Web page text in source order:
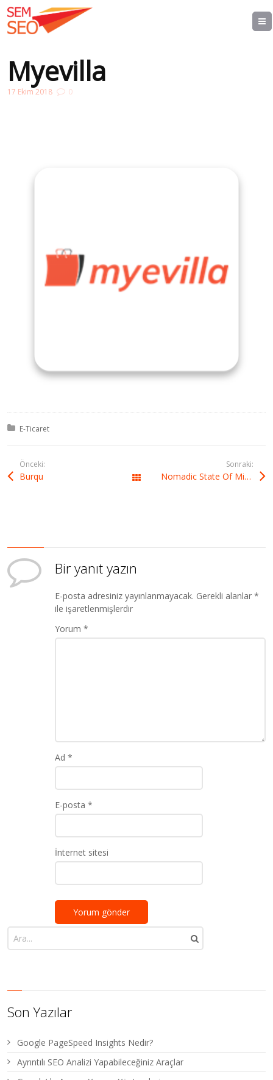
Myevilla
17 Ekim 2018 0
Kategori:
E-Ticaret
Önceki:
Burqu All Works
Sonraki:
Nomadic State Of Mind
Bir yanıt yazın
E-posta adresiniz yayınlanmayacak. Gerekli alanlar*
ile işaretlenmişlerdir
Yorum*
Ad*
E-posta*
İnternet sitesi
Son Yazılar
Google PageSpeed Insights Nedir?
Ayrıntılı SEO Analizi Yapabileceğiniz Araçlar